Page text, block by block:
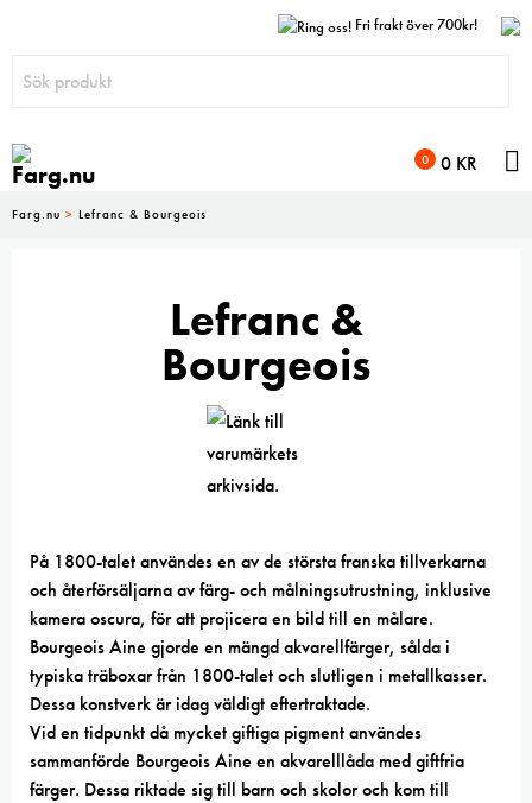
Fri frakt över 700kr!
0 0 KR
Farg.nu > Lefranc & Bourgeois
Lefranc &
Bourgeois
På 1800-talet användes en av de största franska tillverkarna
och återförsäljarna av färg- och målningsutrustning, inklusive
kamera oscura, för att projicera en bild till en målare.
Bourgeois Aine gjorde en mängd akvarellfärger, sålda i
typiska träboxar från 1800-talet och slutligen i metallkasser.
Dessa konstverk är idag väldigt eftertraktade.
Vid en tidpunkt då mycket giftiga pigment användes
sammanförde Bourgeois Aine en akvarelllåda med giftfria
färger. Dessa riktade sig till barn och skolor och kom till